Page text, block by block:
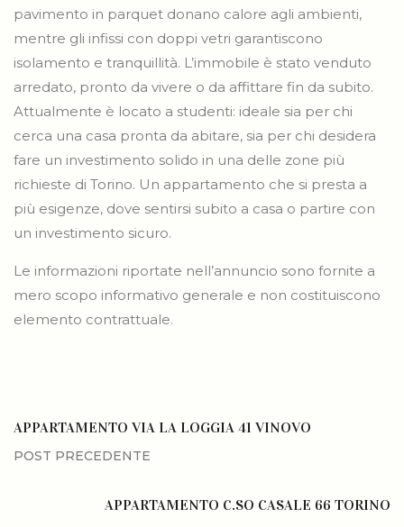
pavimento in parquet donano calore agli ambienti,
mentre gli infissi con doppi vetri garantiscono
isolamento e tranquillità. L’immobile è stato venduto
arredato, pronto da vivere o da affittare fin da subito.
Attualmente è locato a studenti: ideale sia per chi
cerca una casa pronta da abitare, sia per chi desidera
fare un investimento solido in una delle zone più
richieste di Torino. Un appartamento che si presta a
più esigenze, dove sentirsi subito a casa o partire con
un investimento sicuro.
Le informazioni riportate nell’annuncio sono fornite a
mero scopo informativo generale e non costituiscono
elemento contrattuale.
APPARTAMENTO VIA LA LOGGIA 41 VINOVO
APPARTAMENTO C.SO CASALE 66 TORINO